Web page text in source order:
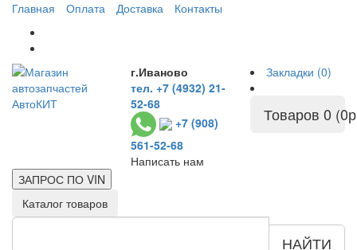
Главная Оплата Доставка Контакты
г.Иваново
тел. +7 (4932) 21-
52-68
+7 (908)
561-52-68
Написать нам
Закладки (0)
Товаров 0
ЗАПРОС ПО VIN
Каталог товаров
НАЙТИ